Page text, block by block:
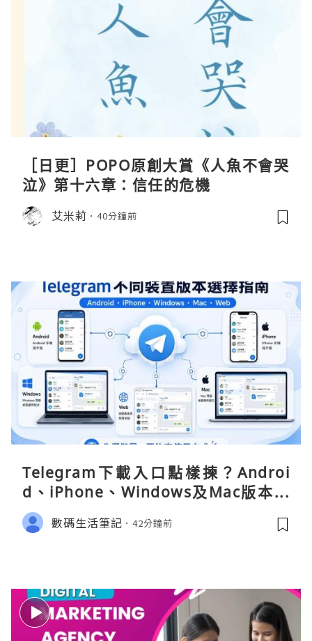
［日更］POPO原創大賞《人魚不會哭
泣》第十六章：信任的危機
艾米莉 40分鐘前
Telegram下載入口點樣揀？Androi
d、iPhone、Windows及Mac版本分
別
數碼生活筆記 42分鐘前